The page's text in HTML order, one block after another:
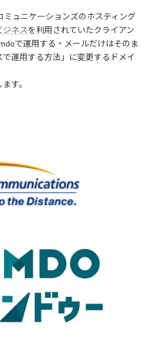
ュニケーションズのホスティング
ジネスを利用されていたクライアン
で運用する・メールだけはそのま
運用する方法」に変更するドメイ
す。